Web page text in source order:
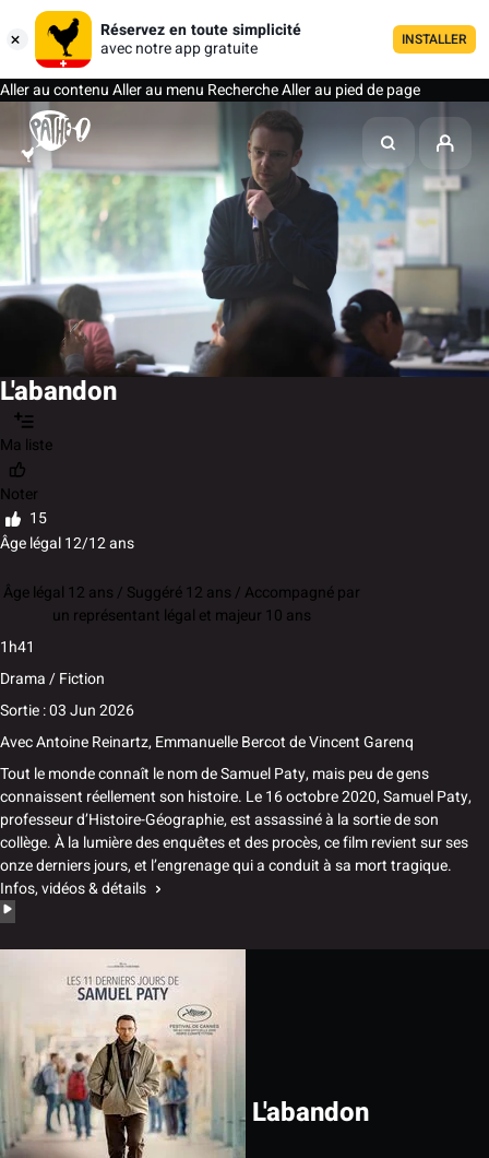
Réservez en toute simplicité
avec notre app gratuite
INSTALLER
Aller au contenuAller au menu RechercheAller au pied de page
L'abandon
Ma liste
Noter
15
Âge légal 12/12 ans
Âge légal 12 ans / Suggéré 12 ans / Accompagné par
un représentant légal et majeur 10 ans
1h41
Drama / Fiction
Sortie : 03 Jun 2026
AvecAntoine Reinartz,Emmanuelle BercotdeVincent Garenq
Tout le monde connaît le nom de Samuel Paty, mais peu de gens
connaissent réellement son histoire. Le 16 octobre 2020, Samuel Paty,
professeur d’Histoire-Géographie, est assassiné à la sortie de son
collège. À la lumière des enquêtes et des procès, ce film revient sur ses
onze derniers jours, et l’engrenage qui a conduit à sa mort tragique.
Infos, vidéos & détails
L'abandon